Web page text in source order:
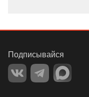
Подписывайся